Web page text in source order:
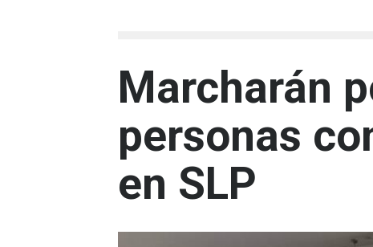
Marcharán
personas
en SLP